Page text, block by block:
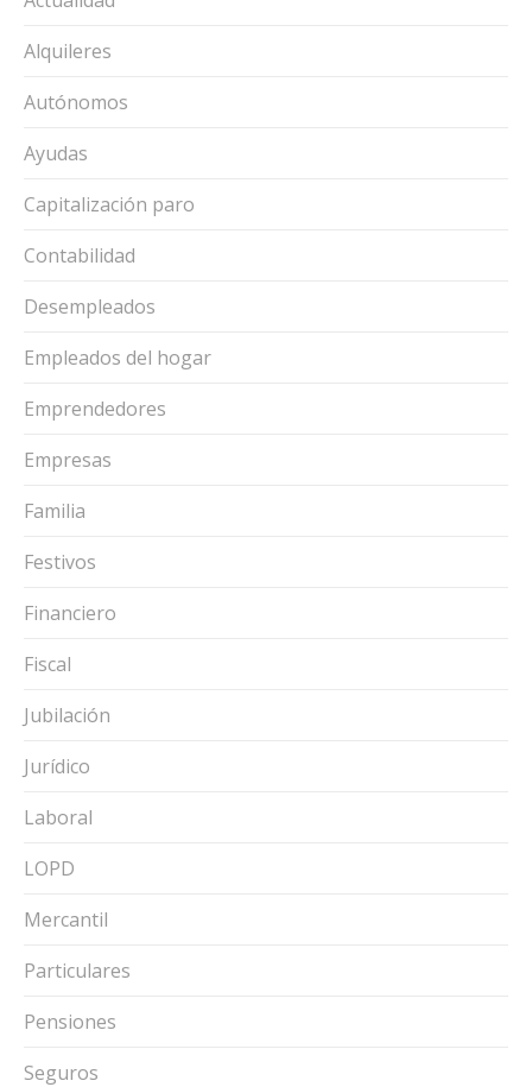
Alquileres
Autónomos
Ayudas
Capitalización paro
Contabilidad
Desempleados
Empleados del hogar
Emprendedores
Empresas
Familia
Festivos
Financiero
Fiscal
Jubilación
Jurídico
Laboral
LOPD
Mercantil
Particulares
Pensiones
Seguros